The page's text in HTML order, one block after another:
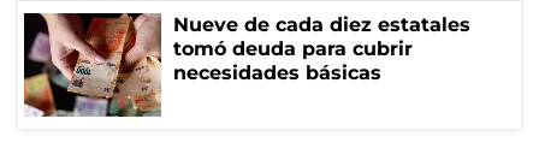
Nueve de cada diez estatales
tomó deuda para cubrir
necesidades básicas